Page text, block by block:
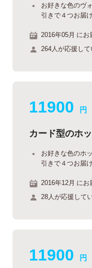
お好きな色のヴ
引きで４つお届け
2016年05月 にお
264人が応援して
11900 円
カード型のホ
お好きな色のホ
引きで４つお届け
2016年12月 にお
28人が応援して
11900 円